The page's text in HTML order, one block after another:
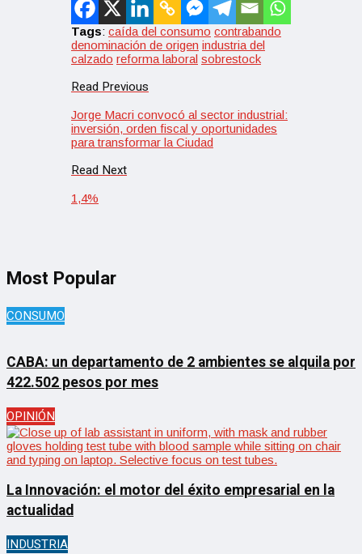
Tags: caída del consumo contrabando
denominación de origen industria del
calzado reforma laboral sobrestock
Read Previous
Jorge Macri convocó al sector industrial:
inversión, orden fiscal y oportunidades
para transformar la Ciudad
Read Next
1,4%
Most Popular
CONSUMO
CABA: un departamento de 2 ambientes se alquila por
422.502 pesos por mes
OPINIÓN
La Innovación: el motor del éxito empresarial en la
actualidad
INDUSTRIA